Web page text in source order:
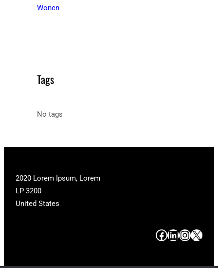
Wonen
Tags
No tags
2020 Lorem Ipsum, Lorem
LP 3200
United States
# # # #